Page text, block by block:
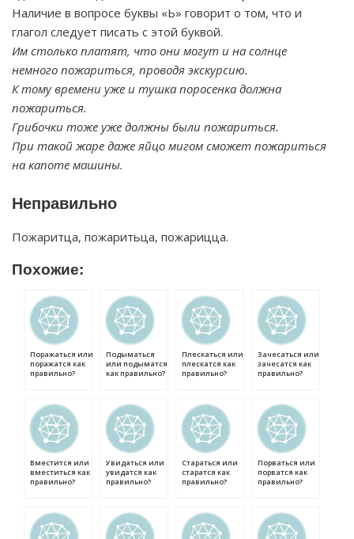
Наличие в вопросе буквы «Ь» говорит о том, что и
глагол следует писать с этой буквой.
Им столько платят, что они могут и на солнце
немного пожариться, проводя экскурсию.
К тому времени уже и тушка поросенка должна
пожариться.
Грибочки тоже уже должны были пожариться.
При такой жаре даже яйцо мигом сможет пожариться
на капоте машины.
Неправильно
Пожаритца, пожаритьца, пожарицца.
Похожие:
Поражаться или
поражатся как
правильно?
Подыматься
или подыматся
как правильно?
Плескаться или
плескатся как
правильно?
Зачесаться или
зачесатся как
правильно?
Вместится или
вместиться как
правильно?
Увидаться или
увидатся как
правильно?
Стараться или
старатся как
правильно?
Порваться или
порватся как
правильно?